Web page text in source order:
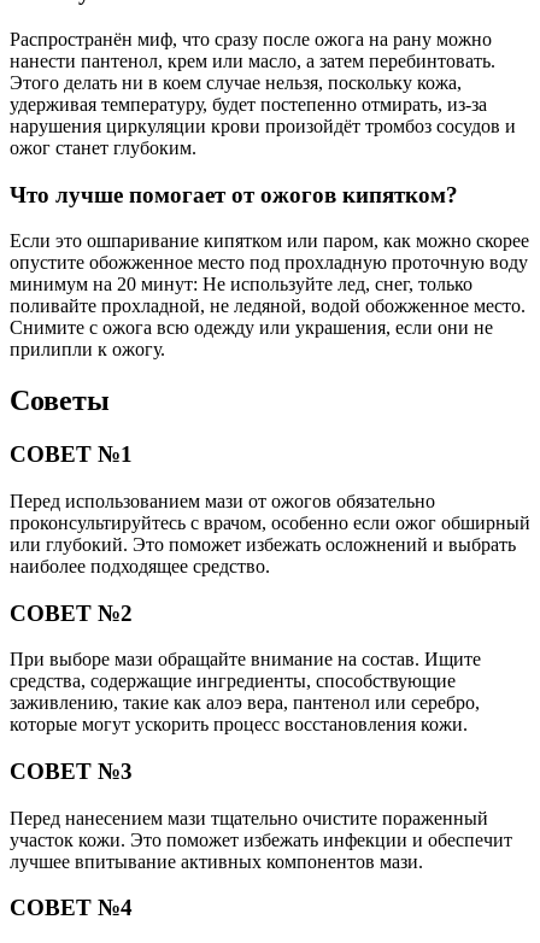
Распространён миф, что сразу после ожога на рану можно
нанести пантенол, крем или масло, а затем перебинтовать.
Этого делать ни в коем случае нельзя, поскольку кожа,
удерживая температуру, будет постепенно отмирать, из-за
нарушения циркуляции крови произойдёт тромбоз сосудов и
ожог станет глубоким.
Что лучше помогает от ожогов кипятком?
Если это ошпаривание кипятком или паром, как можно скорее
опустите обожженное место под прохладную проточную воду
минимум на 20 минут: Не используйте лед, снег, только
поливайте прохладной, не ледяной, водой обожженное место.
Снимите с ожога всю одежду или украшения, если они не
прилипли к ожогу.
Советы
СОВЕТ №1
Перед использованием мази от ожогов обязательно
проконсультируйтесь с врачом, особенно если ожог обширный
или глубокий. Это поможет избежать осложнений и выбрать
наиболее подходящее средство.
СОВЕТ №2
При выборе мази обращайте внимание на состав. Ищите
средства, содержащие ингредиенты, способствующие
заживлению, такие как алоэ вера, пантенол или серебро,
которые могут ускорить процесс восстановления кожи.
СОВЕТ №3
Перед нанесением мази тщательно очистите пораженный
участок кожи. Это поможет избежать инфекции и обеспечит
лучшее впитывание активных компонентов мази.
СОВЕТ №4